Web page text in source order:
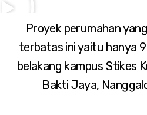
Proyek perumahan
terbatas ini yaitu hanya
belakang kampus Stikes
Bakti Jaya,